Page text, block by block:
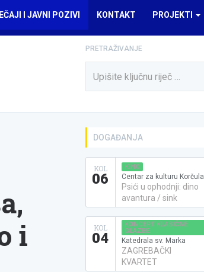
I JAVNI POZIVI KONTAKT PROJEKTI
PRETRAŽIVANJE
i
DOGAĐANJA
KOL
06
KINO
Centar za kulturu Korčula
Psići u ophodnji: dino
avantura / sink
KOL
04
KONCERT KLASIČNE
GLAZBE
Katedrala sv. Marka
ZAGREBAČKI
KVARTET